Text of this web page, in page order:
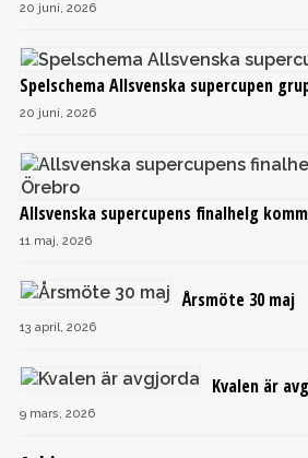
20 juni, 2026
Spelschema Allsvenska supercupen
20 juni, 2026
Allsvenska supercupens finalhelg
11 maj, 2026
Årsmöte 30 maj
13 april, 2026
Kvalen är
9 mars, 2026